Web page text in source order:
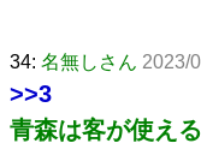
34: 名無しさん 2023/
>>3
青森は客が使え